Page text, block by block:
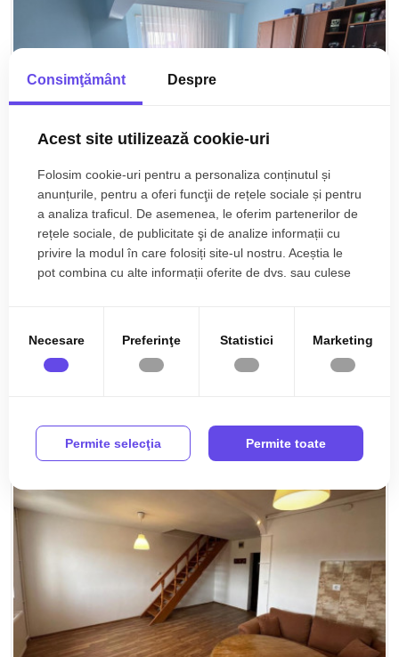
in zona Parcului din Strand
Consimţământ Despre
Acest site utilizează cookie-uri
Folosim cookie-uri pentru a personaliza conținutul și
anunțurile, pentru a oferi funcţii de rețele sociale și pentru
a analiza traficul. De asemenea, le oferim partenerilor de
rețele sociale, de publicitate şi de analize informații cu
privire la modul în care folosiți site-ul nostru. Aceștia le
pot combina cu alte informații oferite de dvs. sau culese
Necesare Preferinţe Statistici Marketing
Permite selecţia Permite toate